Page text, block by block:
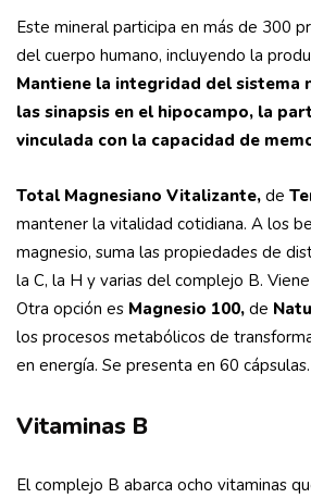
Este mineral participa en más de 300
del cuerpo humano, incluyendo la
Mantiene la integridad del sistema
las sinapsis en el hipocampo, la
vinculada con la capacidad de
Total Magnesiano Vitalizante, de
mantener la vitalidad cotidiana. A los
magnesio, suma las propiedades de
la C, la H y varias del complejo B.
Otra opción es Magnesio 100, de
los procesos metabólicos de
en energía. Se presenta en 60 cápsulas.
Vitaminas B
El complejo B abarca ocho vitaminas